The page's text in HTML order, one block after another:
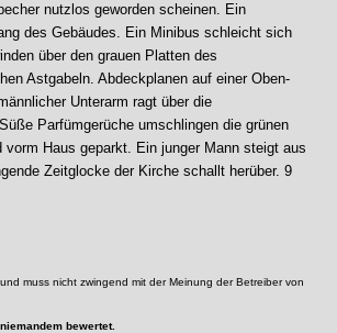
nutzlos geworden scheinen. Ein
des Gebäudes. Ein Minibus schleicht sich
über den grauen Platten des
Astgabeln. Abdeckplanen auf einer Oben-
Unterarm ragt über die
Parfümgerüche umschlingen die grünen
Haus geparkt. Ein junger Mann steigt aus
Zeitglocke der Kirche schallt herüber. 9
muss nicht zwingend mit der Meinung der Betreiber von
bewertet.